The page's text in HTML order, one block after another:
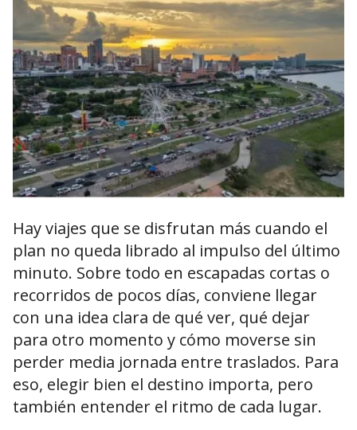
Hay viajes que se disfrutan más cuando el
plan no queda librado al impulso del último
minuto. Sobre todo en escapadas cortas o
recorridos de pocos días, conviene llegar
con una idea clara de qué ver, qué dejar
para otro momento y cómo moverse sin
perder media jornada entre traslados. Para
eso, elegir bien el destino importa, pero
también entender el ritmo de cada lugar.